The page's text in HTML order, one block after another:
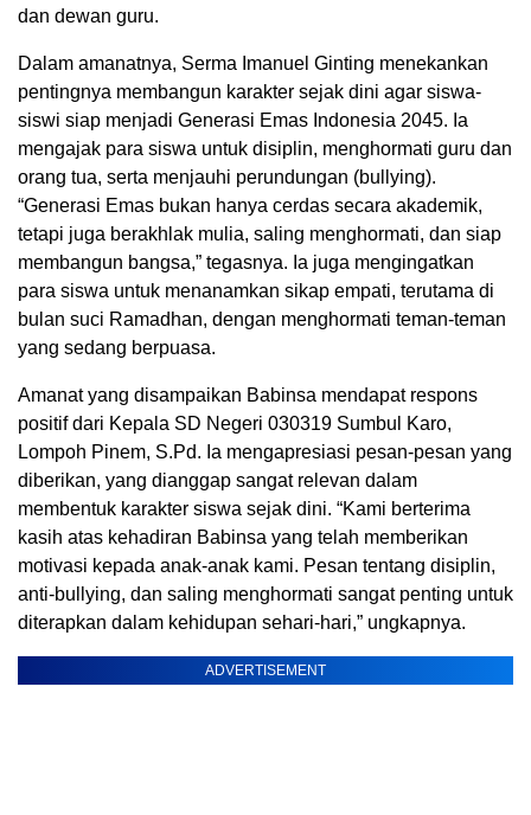
dan dewan guru.
Dalam amanatnya, Serma Imanuel Ginting menekankan
pentingnya membangun karakter sejak dini agar siswa-
siswi siap menjadi Generasi Emas Indonesia 2045. Ia
mengajak para siswa untuk disiplin, menghormati guru dan
orang tua, serta menjauhi perundungan (bullying).
“Generasi Emas bukan hanya cerdas secara akademik,
tetapi juga berakhlak mulia, saling menghormati, dan siap
membangun bangsa,” tegasnya. Ia juga mengingatkan
para siswa untuk menanamkan sikap empati, terutama di
bulan suci Ramadhan, dengan menghormati teman-teman
yang sedang berpuasa.
Amanat yang disampaikan Babinsa mendapat respons
positif dari Kepala SD Negeri 030319 Sumbul Karo,
Lompoh Pinem, S.Pd. Ia mengapresiasi pesan-pesan yang
diberikan, yang dianggap sangat relevan dalam
membentuk karakter siswa sejak dini. “Kami berterima
kasih atas kehadiran Babinsa yang telah memberikan
motivasi kepada anak-anak kami. Pesan tentang disiplin,
anti-bullying, dan saling menghormati sangat penting untuk
diterapkan dalam kehidupan sehari-hari,” ungkapnya.
ADVERTISEMENT